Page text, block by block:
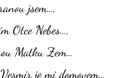
jsem…,
Otce Nebes…,
Matku Zem…
je mi domovem…